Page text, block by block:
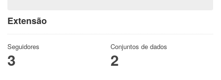
Extensão
Seguidores
3
Conjuntos de dados
2